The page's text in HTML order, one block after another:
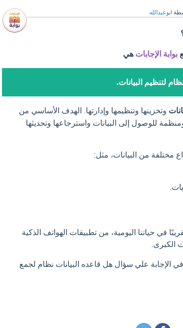
ابوعبدالله
بوابة الإجابات هي
لتنظيم البيانات.
وتخزينها وتنظيمها وإدارتها. الهدف الأساسي من
للوصول إلى البيانات واسترجاعها وتحديثها
مختلفة من البيانات، مثل:
في حياتنا اليومية، من تطبيقات الهواتف الذكية
الكبرى.
الإجابة علي سؤال هل قاعده البيانات نظام لجمع